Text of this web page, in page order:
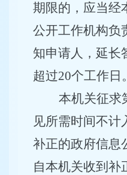
期限的，应当经
公开工作机构负
知申请人，延长
超过20个工作日。
本机关征求
见所需时间不计
补正的政府信息
自本机关收到补